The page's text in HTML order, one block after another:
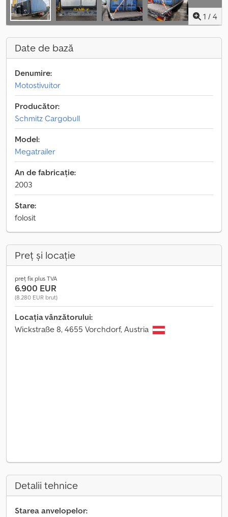
1 / 4
Date de bază
Denumire:
Motostivuitor
Producător:
Schmitz Cargobull
Model:
Megatrailer
An de fabricație:
2003
Stare:
folosit
Preț și locație
preț fix plus TVA
6.900 EUR
(8.280 EUR brut)
Locația vânzătorului:
Wickstraße 8, 4655 Vorchdorf, Austria
Detalii tehnice
Starea anvelopelor: